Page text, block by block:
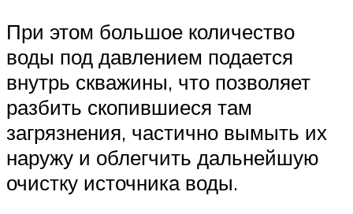
При этом большое количество
воды под давлением подается
внутрь скважины, что позволяет
разбить скопившиеся там
загрязнения, частично вымыть их
наружу и облегчить дальнейшую
очистку источника воды.